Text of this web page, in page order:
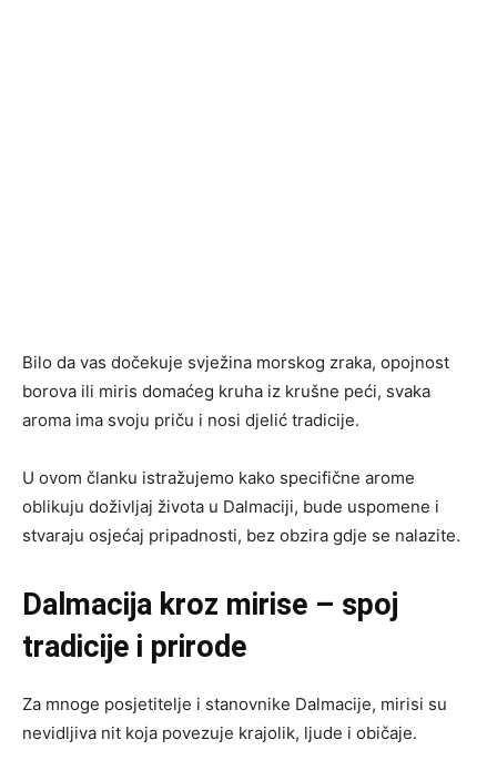
Bilo da vas dočekuje svježina morskog zraka, opojnost
borova ili miris domaćeg kruha iz krušne peći, svaka
aroma ima svoju priču i nosi djelić tradicije.
U ovom članku istražujemo kako specifične arome
oblikuju doživljaj života u Dalmaciji, bude uspomene i
stvaraju osjećaj pripadnosti, bez obzira gdje se nalazite.
Dalmacija kroz mirise – spoj
tradicije i prirode
Za mnoge posjetitelje i stanovnike Dalmacije, mirisi su
nevidljiva nit koja povezuje krajolik, ljude i običaje.